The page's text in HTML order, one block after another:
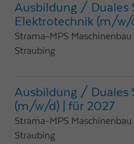
Ausbildung / Duales
Elektrotechnik (m/w/
Strama-MPS
Straubing
Ausbildung / Duales
(m/w/d) | für 2027
Strama-MPS
Straubing